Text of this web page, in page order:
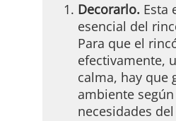
Decorarlo. Esta
esencial del
Para que el
efectivamente,
calma, hay que
ambiente